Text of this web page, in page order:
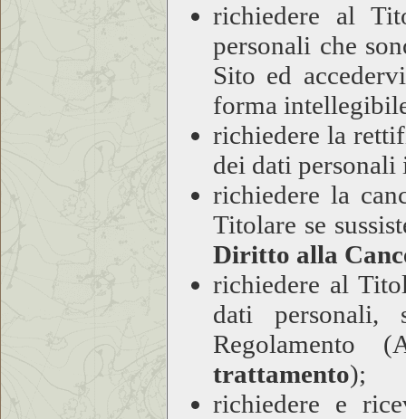
richiedere al
personali che
Sito ed
forma
richiedere la
dei dati
richiedere la
Titolare se
Diritto alla
richiedere al
dati personali,
Regolamento
trattamento);
richiedere e